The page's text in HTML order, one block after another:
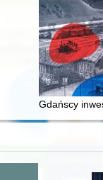
w XVI-
Gdańscy